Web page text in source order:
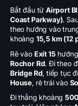
Bắt đầu từAirport
Coast Parkway).
theo hướng vào
khoảng 15,5 km (12
Rẽ vào Exit 15
Rochor Rd. Đi theo
Bridge Rd, tiếp tục
House, rẽ trái vào
Đi thẳng khoảng